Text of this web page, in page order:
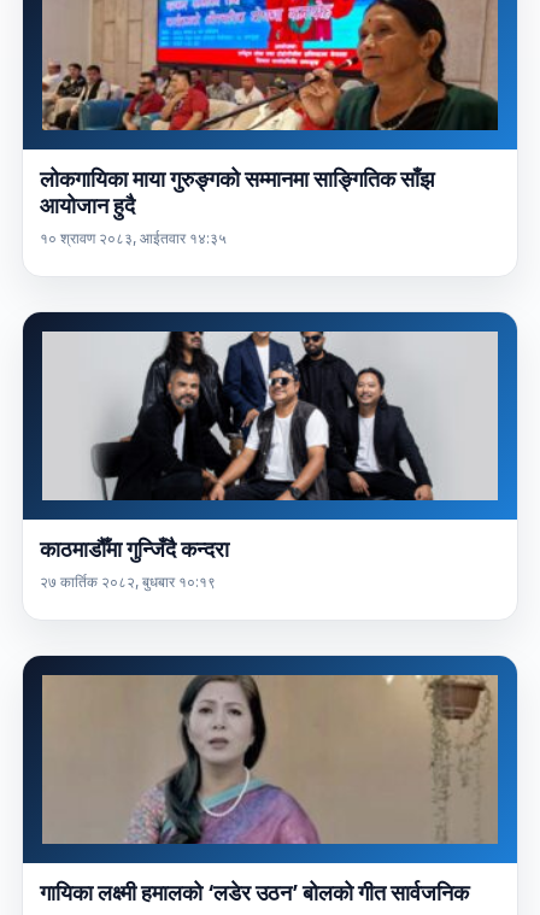
लोकगायिका माया गुरुङ्गको सम्मानमा साङ्गितिक साँझ
आयोजान हुदै
१० श्रावण २०८३, आईतवार १४:३५
काठमाडौँमा गुन्जिँदै कन्दरा
२७ कार्तिक २०८२, बुधबार १०:१९
गायिका लक्ष्मी हमालको ‘लडेर उठन’ बोलको गीत सार्वजनिक